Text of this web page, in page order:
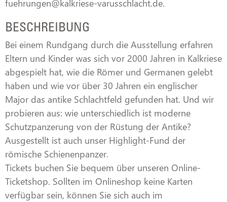
fuehrungen@kalkriese-varusschlacht.de.
BESCHREIBUNG
Bei einem Rundgang durch die Ausstellung erfahren
Eltern und Kinder was sich vor 2000 Jahren in Kalkriese
abgespielt hat, wie die Römer und Germanen gelebt
haben und wie vor über 30 Jahren ein englischer
Major das antike Schlachtfeld gefunden hat. Und wir
probieren aus: wie unterschiedlich ist moderne
Schutzpanzerung von der Rüstung der Antike?
Ausgestellt ist auch unser Highlight-Fund der
römische Schienenpanzer.
Tickets buchen Sie bequem über unseren Online-
Ticketshop. Sollten im Onlineshop keine Karten
verfügbar sein, können Sie sich auch im